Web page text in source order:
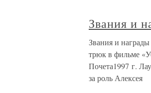
Звания и
Звания и
трюк в фильме
Почета1997 г.
за роль Алексея